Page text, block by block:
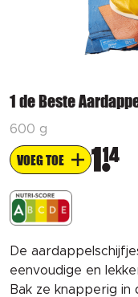
1 de Beste
600 g
VOEG TOE 1 14
De
eenvoudige en
Bak ze knapperig